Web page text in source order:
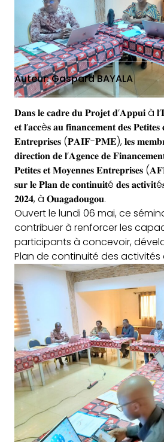
Auteur: Gaspard BAYALA
𝐃𝐚𝐧𝐬 𝐥𝐞 𝐜𝐚𝐝𝐫𝐞 𝐝𝐮 𝐏𝐫𝐨𝐣𝐞𝐭 𝐝’𝐀𝐩𝐩𝐮𝐢 à
𝐞𝐭 𝐥’𝐚𝐜𝐜è𝐬 𝐚𝐮 𝐟𝐢𝐧𝐚𝐧𝐜𝐞𝐦𝐞𝐧𝐭 𝐝𝐞𝐬
𝐄𝐧𝐭𝐫𝐞𝐩𝐫𝐢𝐬𝐞𝐬 (𝐏𝐀𝐈𝐅-𝐏𝐌𝐄), 𝐥𝐞𝐬
𝐝𝐢𝐫𝐞𝐜𝐭𝐢𝐨𝐧 𝐝𝐞 𝐥’𝐀𝐠𝐞𝐧𝐜𝐞 𝐝𝐞
𝐏𝐞𝐭𝐢𝐭𝐞𝐬 𝐞𝐭 𝐌𝐨𝐲𝐞𝐧𝐧𝐞𝐬 𝐄𝐧𝐭𝐫𝐞𝐩𝐫𝐢𝐬𝐞𝐬
𝐬𝐮𝐫 𝐥𝐞 𝐏𝐥𝐚𝐧 𝐝𝐞 𝐜𝐨𝐧𝐭𝐢𝐧𝐮𝐢𝐭é 𝐝𝐞𝐬
𝟐𝟎𝟐𝟒, à 𝐎𝐮𝐚𝐠𝐚𝐝𝐨𝐮𝐠𝐨𝐮.
Ouvert le lundi 06 mai, ce
contribuer à renforcer les
participants à concevoir,
Plan de continuité des activités